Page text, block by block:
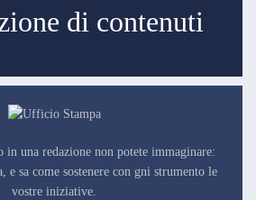
di contenuti
in una redazione non potete immaginare:
sa come sostenere con gni strumento le
vostre iniziative.